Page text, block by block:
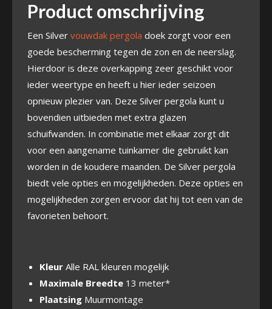
Product omschrijving
Een Silver vouwdak pergola doek zorgt voor een
goede bescherming tegen de zon en de neerslag.
Hierdoor is deze overkapping zeer geschikt voor
ieder weertype en heeft u hier ieder seizoen
opnieuw plezier van. Deze Silver pergola kunt u
bovendien uitbieden met extra glazen
schuifwanden. In combinatie met elkaar zorgt dit
voor een aangename tuinkamer die gebruikt kan
worden in de koudere maanden. De Silver pergola
biedt vele opties en mogelijkheden. Deze opties en
mogelijkheden zorgen ervoor dat hij tot een van de
favorieten behoort.
Kleur Alle RAL kleuren mogelijk
Maximale Breedte 13 meter*
Plaatsing Muurmontage